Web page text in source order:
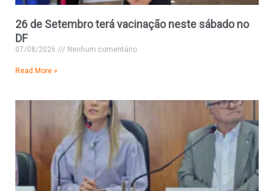
26 de Setembro terá vacinação neste sábado no
DF
07/08/2026 Nenhum comentário
Read More »